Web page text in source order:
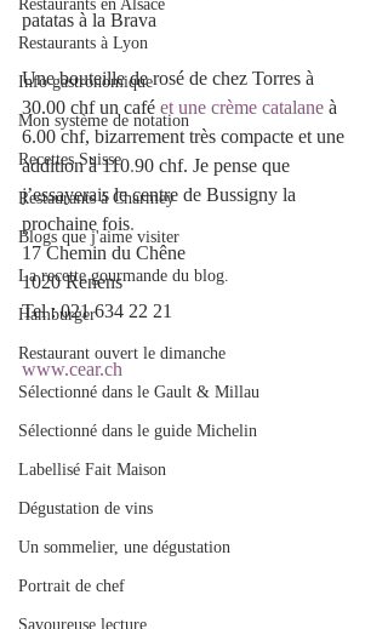
Restaurants en Alsace
Restaurants à Lyon
Info gastronomique
Mon système de notation
Recettes Suisse
Restaurants à Charmey
Blogs que j'aime visiter
La recette gourmande du blog.
Hamburger
Restaurant ouvert le dimanche
Sélectionné dans le Gault & Millau
Sélectionné dans le guide Michelin
Labellisé Fait Maison
Dégustation de vins
Un sommelier, une dégustation
Portrait de chef
Savoureuse lecture
patatas à la Brava
Une bouteille de rosé de chez Torres à
30.00 chf un café et une crème catalane à
6.00 chf, bizarrement très compacte et une
addition à 110.90 chf. Je pense que
j’essayerais le centre de Bussigny la
prochaine fois.
17 Chemin du Chêne
1020 Renens
Tel : 021 634 22 21
www.cear.ch